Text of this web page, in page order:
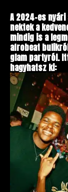
A 2024-es
nektek a
mindig is a
afrobeat
glam partyról.
hagyhatsz ki: